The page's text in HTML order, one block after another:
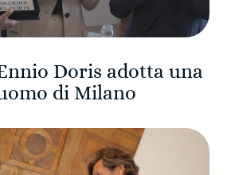
Doris adotta una
di Milano